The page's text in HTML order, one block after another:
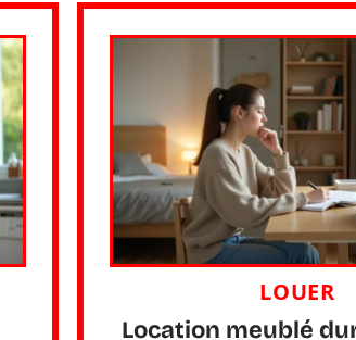
LOUER
Location meublé